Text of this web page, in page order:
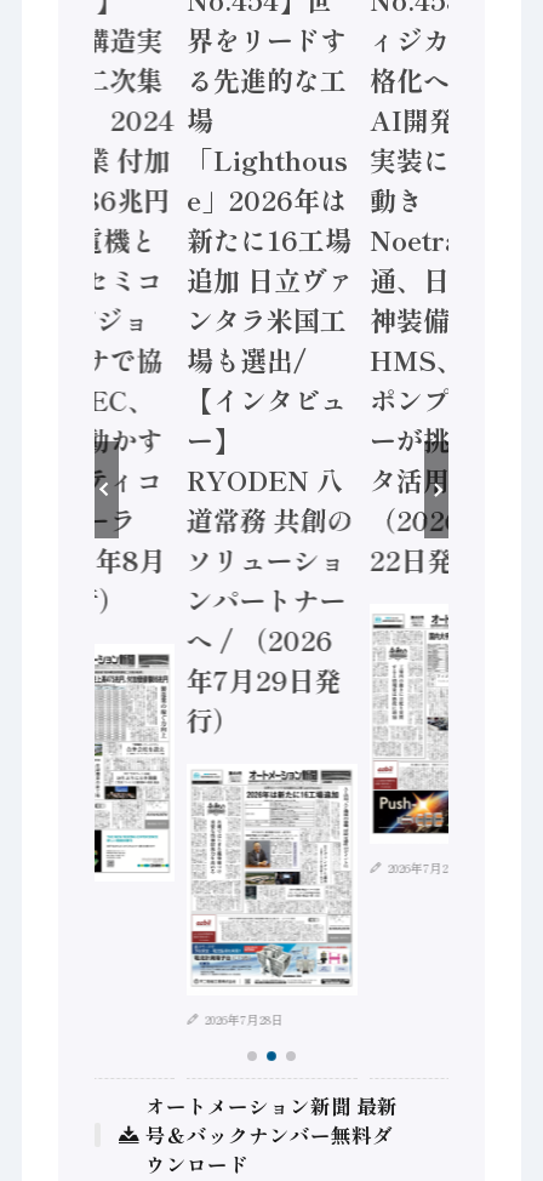
「経済構造実
態調査二次集
計結果」2024
年製造業 付加
価値額86兆円
/ 三菱電機と
ソニーセミコ
ン AIビジョ
ンセンサで協
業 / IDEC、
安全に動かす
セーフティコ
ントローラ
（2026年8月
5日発行）
界をリードす
る先進的な工
場
「Lighthous
e」2026年は
新たに16工場
追加 日立ヴァ
ンタラ米国工
場も選出/
【インタビュ
ー】
RYODEN 八
道常務 共創の
ソリューショ
ンパートナー
へ / （2026
年7月29日発
行）
2026年7月28日
ィジカルAI本
格化へ 国産
AI開発や社会
実装に活発な
動き
Noetra、富士
通、日立 / 兵
神装備 ×
HMS、老舗
ポンプメーカ
ーが挑むデー
タ活用 など
（2026年7月
22日発行）
2026年7月21日
オートメーション新聞 最新
号＆バックナンバー無料ダ
ウンロード